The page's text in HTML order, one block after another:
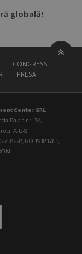
globală!
CONGRESS HALL
PRESA
Center SRL
Palas nr. 7A,
A.b-8
RO 19181463,